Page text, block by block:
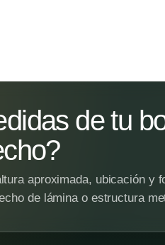
de tu
aproximada, ubicación y
de lámina o estructura